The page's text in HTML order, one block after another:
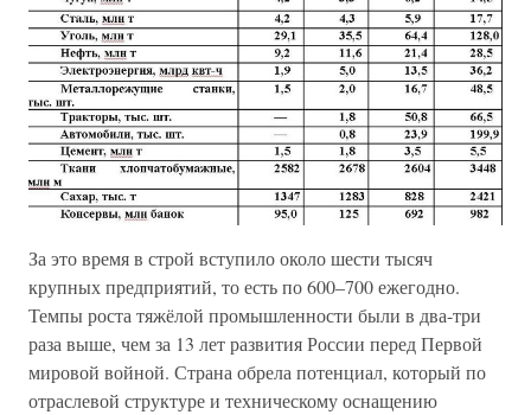
За это время в строй вступило около шести тысяч
крупных предприятий, то есть по 600–700 ежегодно.
Темпы роста тяжёлой промышленности были в два-три
раза выше, чем за 13 лет развития России перед Первой
мировой войной. Страна обрела потенциал, который по
отраслевой структуре и техническому оснащению